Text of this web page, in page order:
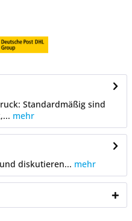
Standardmäßig sind
mehr
diskutieren... mehr